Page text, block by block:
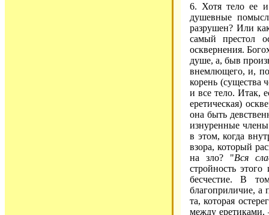
6. Хотя тело ее и
душевные
разрушен? Или
самый престол
осквернения.
душе, а, быв
внемлющего, и,
корень (существа
и все тело. Итак,
еретическая)
она быть
изнуренные
в этом, когда
взора, который
на зло? "Вся
стройность
бесчестие. В
благоприличие, а
та, которая
между еретиками,